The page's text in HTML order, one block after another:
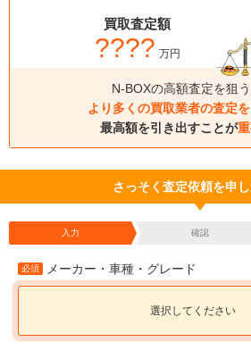
買取査定額
???? 万円
N-BOXの高額査定を狙う
より多くの買取業者の査定を
最高額を引き出すことが
さっそく査定依頼を申し
入力 確認
必須 メーカー・車種・グレード
選択してください